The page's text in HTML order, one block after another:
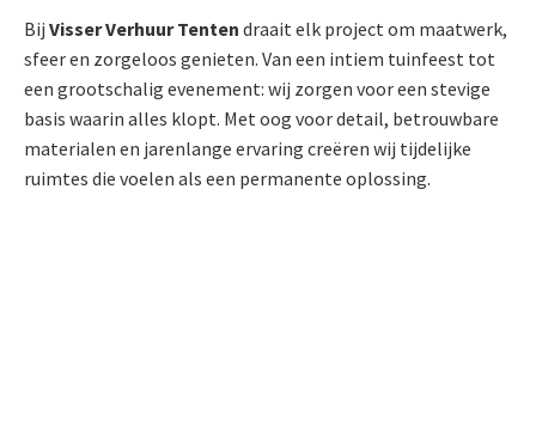
Bij Visser Verhuur Tenten draait elk project om maatwerk,
sfeer en zorgeloos genieten. Van een intiem tuinfeest tot
een grootschalig evenement: wij zorgen voor een stevige
basis waarin alles klopt. Met oog voor detail, betrouwbare
materialen en jarenlange ervaring creëren wij tijdelijke
ruimtes die voelen als een permanente oplossing.